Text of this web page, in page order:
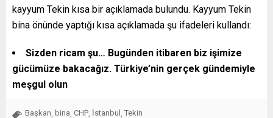
kayyum Tekin kısa bir açıklamada bulundu. Kayyum Tekin
bina önünde yaptığı kısa açıklamada şu ifadeleri kullandı:
Sizden ricam şu… Bugünden itibaren biz işimize
gücümüze bakacağız. Türkiye’nin gerçek gündemiyle
meşgul olun
Başkan bina CHP İstanbul Tekin